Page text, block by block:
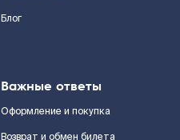
Блог
Важные ответы
Оформление и покупка
Возврат и обмен билета